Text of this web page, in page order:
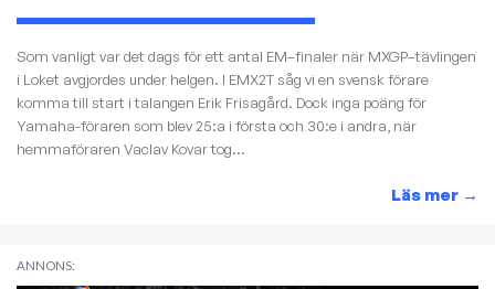
Som vanligt var det dags för ett antal EM–finaler när MXGP–tävlingen
i Loket avgjordes under helgen. I EMX2T såg vi en svensk förare
komma till start i talangen Erik Frisagård. Dock inga poäng för
Yamaha-föraren som blev 25:a i första och 30:e i andra, när
hemmaföraren Vaclav Kovar tog...
Läs mer →
ANNONS: